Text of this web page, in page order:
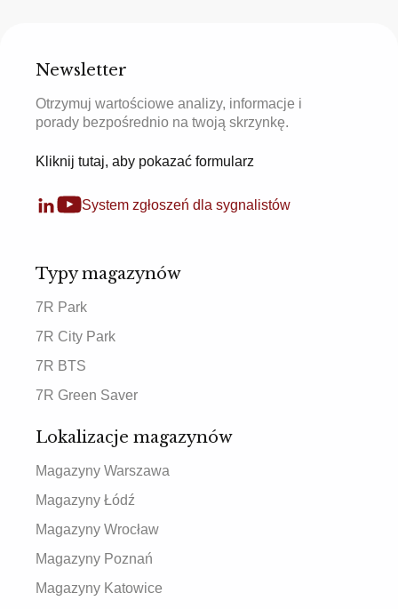
Newsletter
Otrzymuj wartościowe analizy, informacje i
porady bezpośrednio na twoją skrzynkę.
Kliknij tutaj, aby pokazać formularz
System zgłoszeń dla sygnalistów
Typy magazynów
7R Park
7R City Park
7R BTS
7R Green Saver
Lokalizacje magazynów
Magazyny Warszawa
Magazyny Łódź
Magazyny Wrocław
Magazyny Poznań
Magazyny Katowice